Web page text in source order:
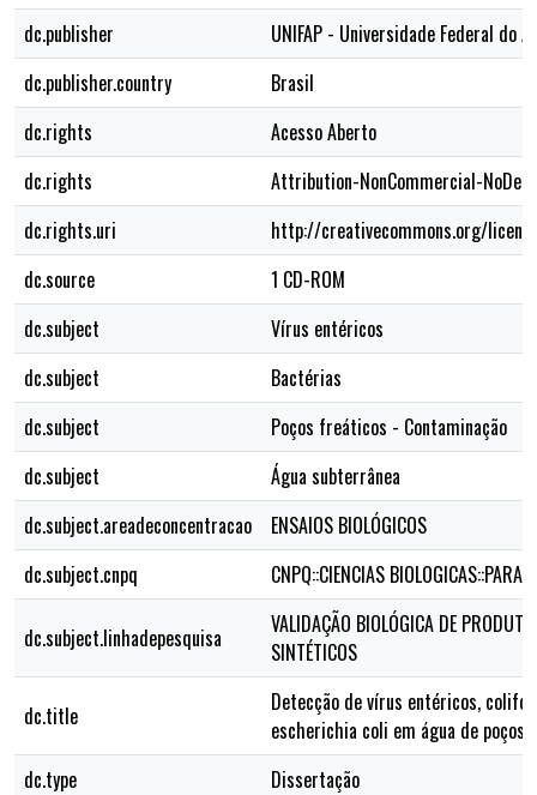
dc.publisher
UNIFAP - Universidade Federal do
dc.publisher.country
Brasil
dc.rights
Acesso Aberto
dc.rights
Attribution-NonCommercial-
dc.rights.uri
http://creativecommons.org/
dc.source
1 CD-ROM
dc.subject
Vírus entéricos
dc.subject
Bactérias
dc.subject
Poços freáticos - Contaminação
dc.subject
Água subterrânea
dc.subject.areadeconcentracao
ENSAIOS BIOLÓGICOS
dc.subject.cnpq
CNPQ::CIENCIAS
dc.subject.linhadepesquisa
VALIDAÇÃO BIOLÓGICA DE
SINTÉTICOS
dc.title
Detecção de vírus entéricos,
escherichia coli em água de poços
dc.type
Dissertação